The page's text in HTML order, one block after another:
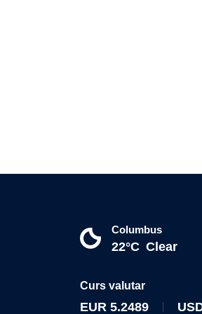
Columbus
22°C Clear
Curs valutar
EUR 5.2489